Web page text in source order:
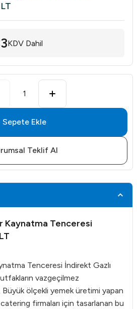
KDV Dahil
1
Sepete Ekle
Teklif Al
Kaynatma Tenceresi
Tenceresi İndirekt Gazlı
vazgeçilmez
Büyük ölçekli yemek üretimi yapan
firmaları için tasarlanan bu